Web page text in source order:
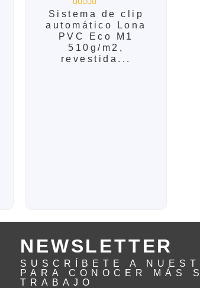
Valorado con
5.00de 5 en
base a
1
valoración de
un cliente
Sistema de clip
automático Lona
PVC Eco M1
510g/m2,
revestida...
NEWSLETTER
SUSCRÍBETE A
PARA CONOCER MÁS
TRABAJO